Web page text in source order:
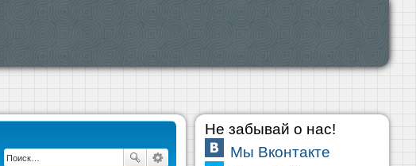
Не забывай о нас!
Мы Вконтакте